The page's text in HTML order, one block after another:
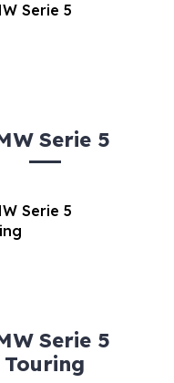
Serie 5
Serie 5
Touring